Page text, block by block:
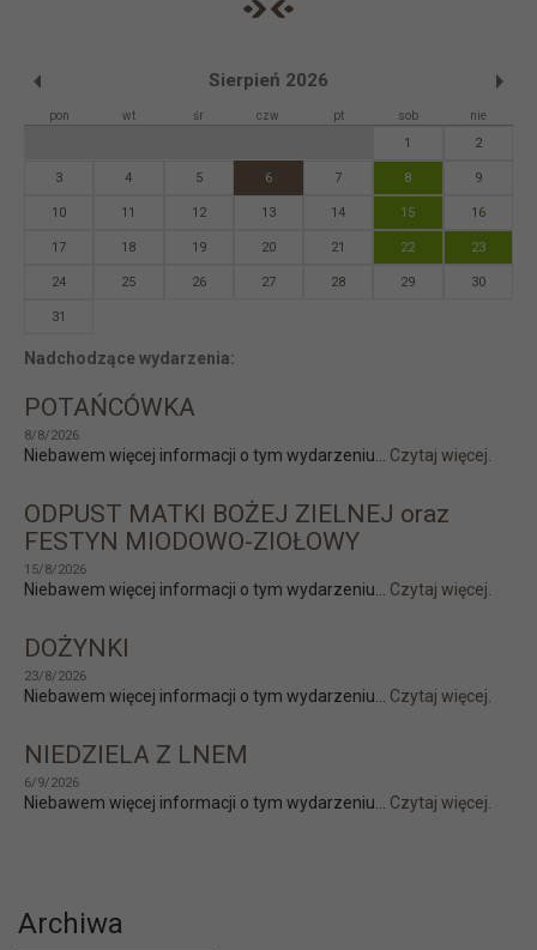
Sierpień 2026
pon wt śr czw pt sob nie
1 2
3 4 5 6 7 8 9
10 11 12 13 14 15 16
17 18 19 20 21 22 23
24 25 26 27 28 29 30
31
Nadchodzące wydarzenia:
POTAŃCÓWKA
8/8/2026
Niebawem więcej informacji o tym wydarzeniu... Czytaj więcej.
ODPUST MATKI BOŻEJ ZIELNEJ oraz
FESTYN MIODOWO-ZIOŁOWY
15/8/2026
Niebawem więcej informacji o tym wydarzeniu... Czytaj więcej.
DOŻYNKI
23/8/2026
Niebawem więcej informacji o tym wydarzeniu... Czytaj więcej.
NIEDZIELA Z LNEM
6/9/2026
Niebawem więcej informacji o tym wydarzeniu... Czytaj więcej.
Archiwa